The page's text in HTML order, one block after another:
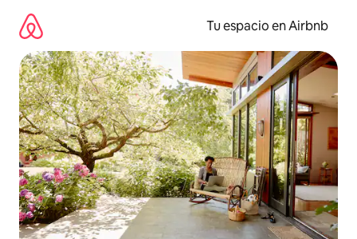
contenido
Tu espacio en Airbnb